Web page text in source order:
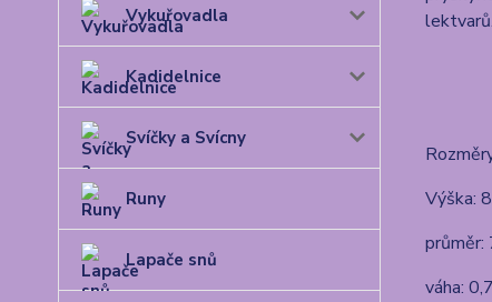
Vykuřovadla
Kadidelnice
Svíčky a Svícny
Runy
Lapače snů
Výška:
průměr:
váha: